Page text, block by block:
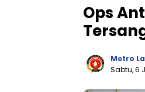
Ops
Metro
Sabtu, 6